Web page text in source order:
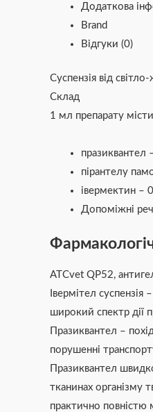
Додаткова
Brand
Відгуки (0)
Суспензія від
Склад
1 мл препарату
празиквантел
пірантелу
івермектин –
Допоміжні
ATCvet QP52,
Івермітел
широкий спектр дії
Празиквантел –
порушенні
Празиквантел
тканинах організму
практично повністю